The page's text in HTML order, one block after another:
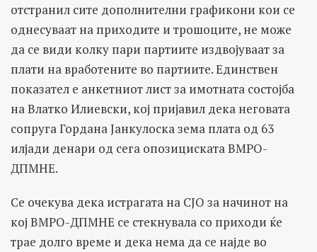
отстранил сите дополнителни графикони кои се
однесуваат на приходите и трошоците, не може
да се види колку пари партиите издвојуваат за
плати на вработените во партиите. Единствен
показател е анкетниот лист за имотната состојба
на Влатко Илиевски, кој пријавил дека неговата
сопруга Гордана Јанкулоска зема плата од 63
илјади денари од сега опозициската ВМРО-
ДПМНЕ.
Се очекува дека истрагата на СЈО за начинот на
кој ВМРО-ДПМНЕ се стекнувала со приходи ќе
трае долго време и дека нема да се најде во